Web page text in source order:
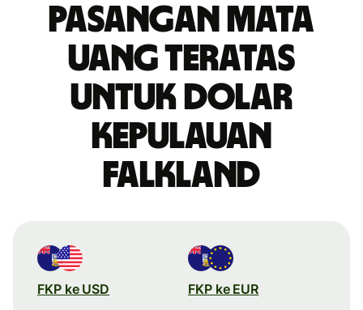
Pasangan mata
uang teratas
untuk dolar
Kepulauan
Falkland
FKP ke USD FKP ke EUR